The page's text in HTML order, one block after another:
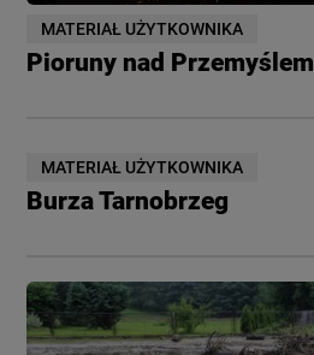
MATERIAŁ UŻYTKOWNIKA
Pioruny nad Przemyślem
MATERIAŁ UŻYTKOWNIKA
Burza Tarnobrzeg